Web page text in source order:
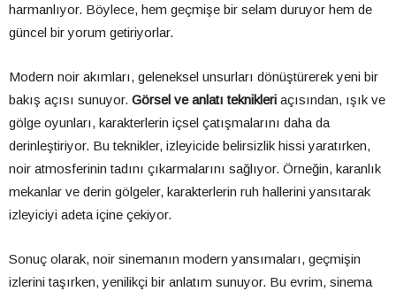
harmanlıyor. Böylece, hem geçmişe bir selam duruyor hem de
güncel bir yorum getiriyorlar.
Modern noir akımları, geleneksel unsurları dönüştürerek yeni bir
bakış açısı sunuyor. Görsel ve anlatı teknikleri açısından, ışık ve
gölge oyunları, karakterlerin içsel çatışmalarını daha da
derinleştiriyor. Bu teknikler, izleyicide belirsizlik hissi yaratırken,
noir atmosferinin tadını çıkarmalarını sağlıyor. Örneğin, karanlık
mekanlar ve derin gölgeler, karakterlerin ruh hallerini yansıtarak
izleyiciyi adeta içine çekiyor.
Sonuç olarak, noir sinemanın modern yansımaları, geçmişin
izlerini taşırken, yenilikçi bir anlatım sunuyor. Bu evrim, sinema